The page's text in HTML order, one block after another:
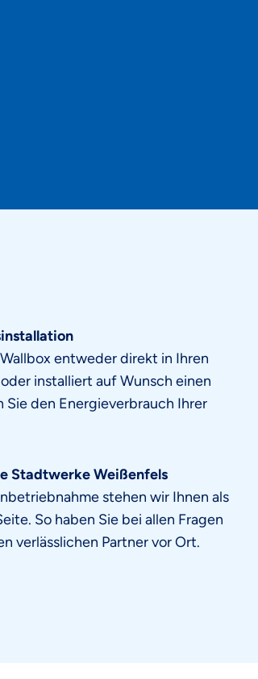
entweder direkt in Ihren
installiert auf Wunsch einen
Sie den Energieverbrauch Ihrer
Stadtwerke Weißenfels
stehen wir Ihnen als
So haben Sie bei allen Fragen
verlässlichen Partner vor Ort.